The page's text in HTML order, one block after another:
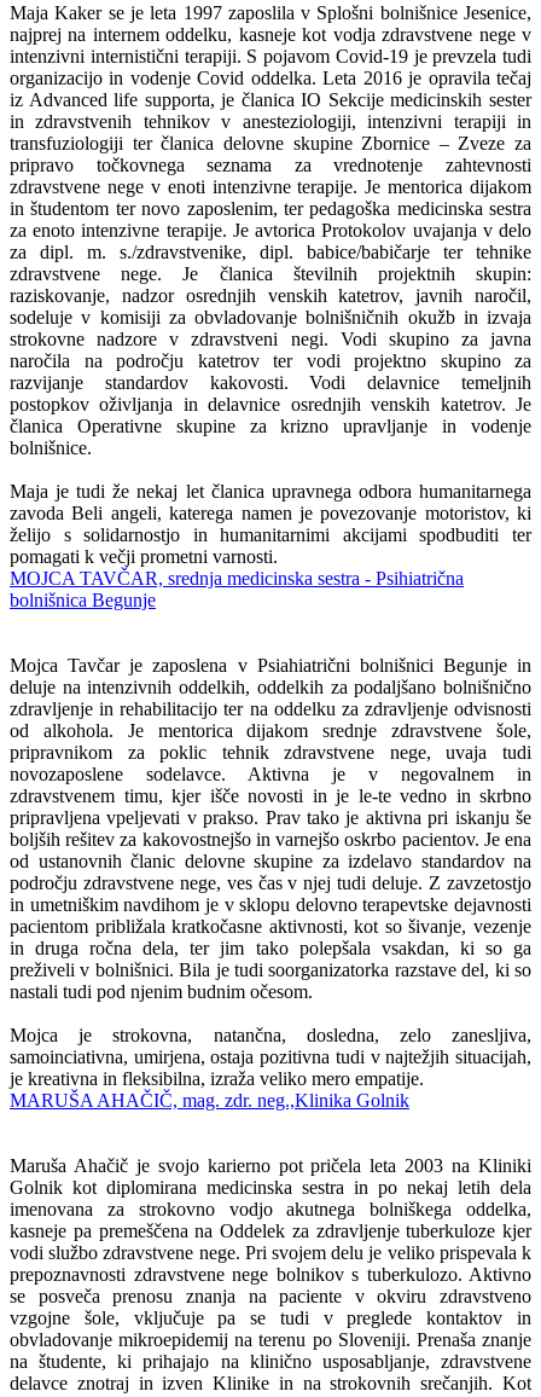
Maja Kaker se je leta 1997 zaposlila v Splošni bolnišnice Jesenice,
najprej na internem oddelku, kasneje kot vodja zdravstvene nege v
intenzivni internistični terapiji. S pojavom Covid-19 je prevzela tudi
organizacijo in vodenje Covid oddelka. Leta 2016 je opravila tečaj
iz Advanced life supporta, je članica IO Sekcije medicinskih sester
in zdravstvenih tehnikov v anesteziologiji, intenzivni terapiji in
transfuziologiji ter članica delovne skupine Zbornice – Zveze za
pripravo točkovnega seznama za vrednotenje zahtevnosti
zdravstvene nege v enoti intenzivne terapije. Je mentorica dijakom
in študentom ter novo zaposlenim, ter pedagoška medicinska sestra
za enoto intenzivne terapije. Je avtorica Protokolov uvajanja v delo
za dipl. m. s./zdravstvenike, dipl. babice/babičarje ter tehnike
zdravstvene nege. Je članica številnih projektnih skupin:
raziskovanje, nadzor osrednjih venskih katetrov, javnih naročil,
sodeluje v komisiji za obvladovanje bolnišničnih okužb in izvaja
strokovne nadzore v zdravstveni negi. Vodi skupino za javna
naročila na področju katetrov ter vodi projektno skupino za
razvijanje standardov kakovosti. Vodi delavnice temeljnih
postopkov oživljanja in delavnice osrednjih venskih katetrov. Je
članica Operativne skupine za krizno upravljanje in vodenje
bolnišnice.
Maja je tudi že nekaj let članica upravnega odbora humanitarnega
zavoda Beli angeli, katerega namen je povezovanje motoristov, ki
želijo s solidarnostjo in humanitarnimi akcijami spodbuditi ter
pomagati k večji prometni varnosti.
MOJCA TAVČAR, srednja medicinska sestra - Psihiatrična
bolnišnica Begunje
Mojca Tavčar je zaposlena v Psiahiatrični bolnišnici Begunje in
deluje na intenzivnih oddelkih, oddelkih za podaljšano bolnišnično
zdravljenje in rehabilitacijo ter na oddelku za zdravljenje odvisnosti
od alkohola. Je mentorica dijakom srednje zdravstvene šole,
pripravnikom za poklic tehnik zdravstvene nege, uvaja tudi
novozaposlene sodelavce. Aktivna je v negovalnem in
zdravstvenem timu, kjer išče novosti in je le-te vedno in skrbno
pripravljena vpeljevati v prakso. Prav tako je aktivna pri iskanju še
boljših rešitev za kakovostnejšo in varnejšo oskrbo pacientov. Je ena
od ustanovnih članic delovne skupine za izdelavo standardov na
področju zdravstvene nege, ves čas v njej tudi deluje. Z zavzetostjo
in umetniškim navdihom je v sklopu delovno terapevtske dejavnosti
pacientom približala kratkočasne aktivnosti, kot so šivanje, vezenje
in druga ročna dela, ter jim tako polepšala vsakdan, ki so ga
preživeli v bolnišnici. Bila je tudi soorganizatorka razstave del, ki so
nastali tudi pod njenim budnim očesom.
Mojca je strokovna, natančna, dosledna, zelo zanesljiva,
samoinciativna, umirjena, ostaja pozitivna tudi v najtežjih situacijah,
je kreativna in fleksibilna, izraža veliko mero empatije.
MARUŠA AHAČIČ, mag. zdr. neg.,Klinika Golnik
Maruša Ahačič je svojo karierno pot pričela leta 2003 na Kliniki
Golnik kot diplomirana medicinska sestra in po nekaj letih dela
imenovana za strokovno vodjo akutnega bolniškega oddelka,
kasneje pa premeščena na Oddelek za zdravljenje tuberkuloze kjer
vodi službo zdravstvene nege. Pri svojem delu je veliko prispevala k
prepoznavnosti zdravstvene nege bolnikov s tuberkulozo. Aktivno
se posveča prenosu znanja na paciente v okviru zdravstveno
vzgojne šole, vključuje pa se tudi v preglede kontaktov in
obvladovanje mikroepidemij na terenu po Sloveniji. Prenaša znanje
na študente, ki prihajajo na klinično usposabljanje, zdravstvene
delavce znotraj in izven Klinike in na strokovnih srečanjih. Kot